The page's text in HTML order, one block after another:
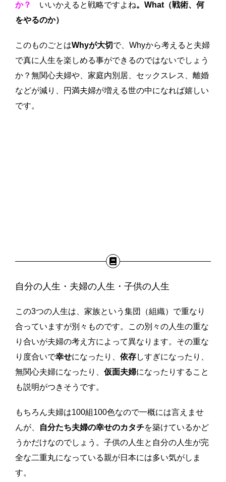
か？ いいかえると戦略ですよね。What（戦術、何
をやるのか）
このものごとはWhyが大切で、Whyから考えると夫婦
で真に人生を楽しめる事ができるのではないでしょう
か？無関心夫婦や、家庭内別居、セックスレス、離婚
などが減り、円満夫婦が増える世の中になれば嬉しい
です。
自分の人生・夫婦の人生・子供の人生
この3つの人生は、家族という集団（組織）で重なり
合っていますが別々ものです。この別々の人生の重な
り合いが夫婦の考え方によって異なります。その重な
り度合いで幸せになったり、 依存しすぎになったり、
無関心夫婦になったり、 仮面夫婦になったりすること
も説明がつきそうです。
もちろん夫婦は100組100色なので一概には言えませ
んが、
自分たち夫婦の幸せのカタチを築けているかど
うかだけなのでしょう。子供の人生と自分の人生が完
全な二重丸になっている親が日本には多い気がしま
す。